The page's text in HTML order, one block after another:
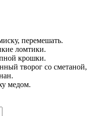
перемешать.
ломтики.
крошки.
творог со сметаной,
медом.